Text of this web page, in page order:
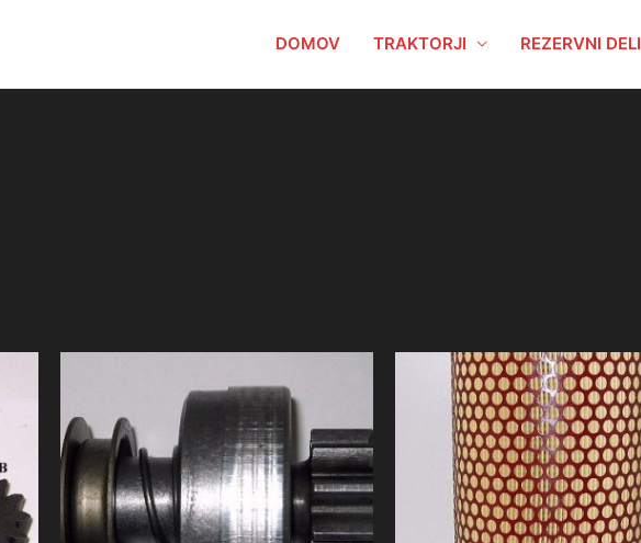
DOMOV TRAKTORJI REZERVNI DELI